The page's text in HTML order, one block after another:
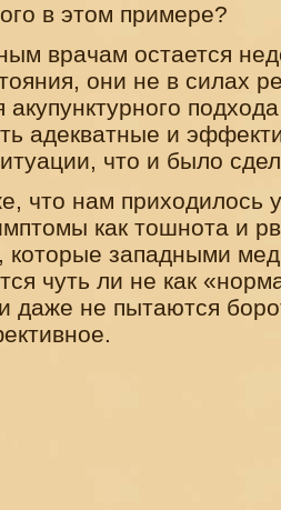
в этом примере?
врачам остается
они не в силах
акупунктурного
адекватные и
что и было
что нам приходилось
как тошнота и
которые западными
чуть ли не как
даже не пытаются